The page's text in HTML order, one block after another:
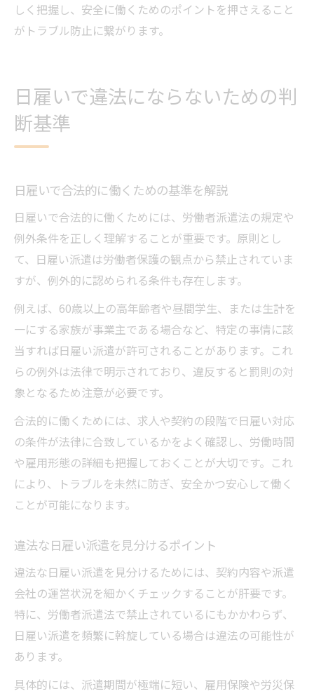
しく把握し、安全に働くためのポイントを押さえること
がトラブル防止に繋がります。
日雇いで違法にならないための判
断基準
日雇いで合法的に働くための基準を解説
日雇いで合法的に働くためには、労働者派遣法の規定や
例外条件を正しく理解することが重要です。原則とし
て、日雇い派遣は労働者保護の観点から禁止されていま
すが、例外的に認められる条件も存在します。
例えば、60歳以上の高年齢者や昼間学生、または生計を
一にする家族が事業主である場合など、特定の事情に該
当すれば日雇い派遣が許可されることがあります。これ
らの例外は法律で明示されており、違反すると罰則の対
象となるため注意が必要です。
合法的に働くためには、求人や契約の段階で日雇い対応
の条件が法律に合致しているかをよく確認し、労働時間
や雇用形態の詳細も把握しておくことが大切です。これ
により、トラブルを未然に防ぎ、安全かつ安心して働く
ことが可能になります。
違法な日雇い派遣を見分けるポイント
違法な日雇い派遣を見分けるためには、契約内容や派遣
会社の運営状況を細かくチェックすることが肝要です。
特に、労働者派遣法で禁止されているにもかかわらず、
日雇い派遣を頻繁に斡旋している場合は違法の可能性が
あります。
具体的には、派遣期間が極端に短い、雇用保険や労災保